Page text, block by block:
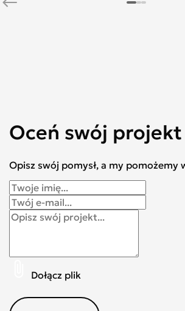
Oceń swój projekt
Opisz swój pomysł, a my pomożemy
Dołącz plik